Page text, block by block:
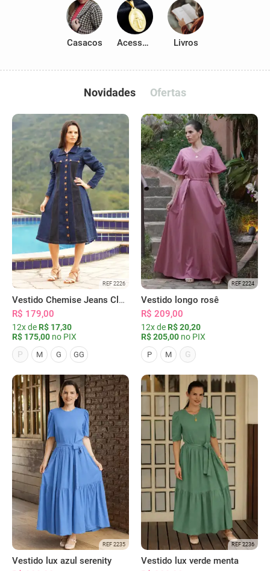
Casacos Acessórios Livros
Novidades Ofertas
REF 2226
Vestido Chemise Jeans Clássica Serena
R$ 179,00
12x de R$ 17,30
R$ 175,00 no PIX
P
M G GG
REF 2224
Vestido longo rosê
R$ 209,00
12x de R$ 20,20
R$ 205,00 no PIX
P M G
REF 2235
Vestido lux azul serenity
REF 2236
Vestido lux verde menta